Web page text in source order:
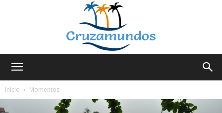
Início
Momentos